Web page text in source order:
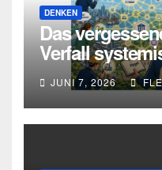
DENKEN
Das
Verfall
Deutschland
JUNI 7, 2026